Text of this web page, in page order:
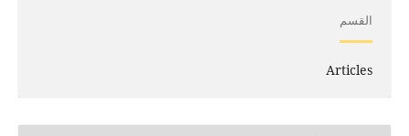
القسم
Articles